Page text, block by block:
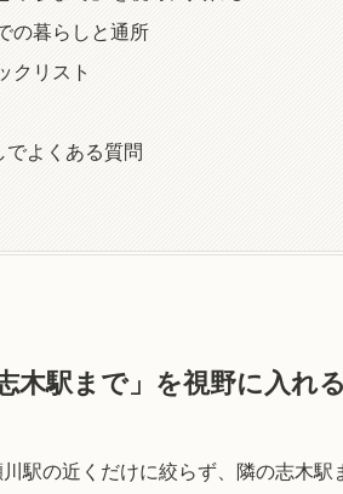
の暮らしと通所
クリスト
よくある質問
木駅まで」を視野に入れる
駅の近くだけに絞らず、隣の志木駅